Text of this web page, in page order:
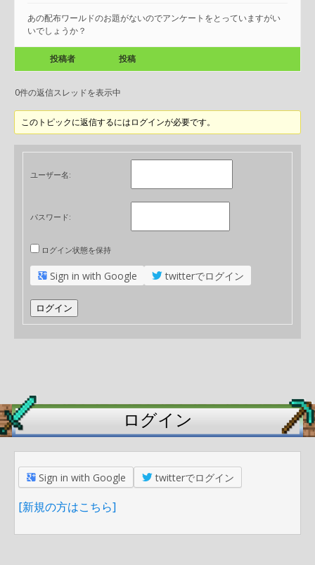
あの配布ワールドのお題がないのでアンケートをとっていますがい
いでしょうか？
投稿者 投稿
0件の返信スレッドを表示中
このトピックに返信するにはログインが必要です。
ユーザー名:
パスワード:
ログイン状態を保持
Sign in with Google twitterでログイン
ログイン
ログイン
Sign in with Google twitterでログイン
[新規の方はこちら]